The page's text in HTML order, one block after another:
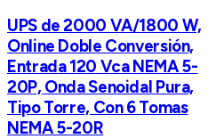
UPS de 2000 VA/1800 W,
Online Doble Conversión,
Entrada 120 Vca NEMA 5-
20P, Onda Senoidal Pura,
Tipo Torre, Con 6 Tomas
NEMA 5-20R